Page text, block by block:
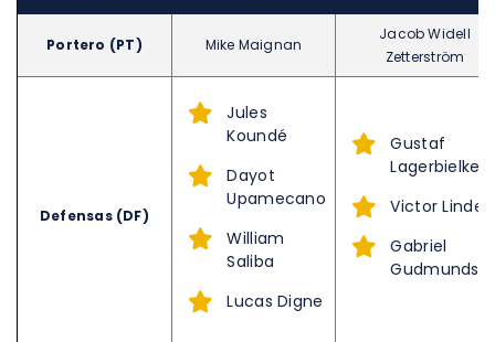
Portero (PT) Mike Maignan
Jacob Widell
Zetterström
Defensas (DF)
Jules
Koundé
Dayot
Upamecano
William
Saliba
Lucas Digne
Gustaf
Lagerbielke
Victor
Gabriel